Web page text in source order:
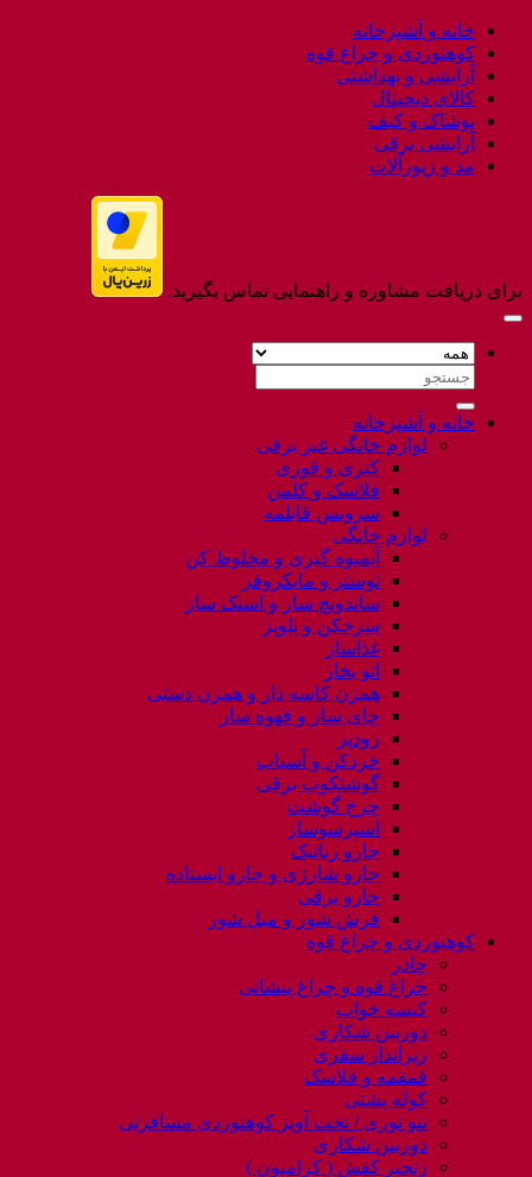
خانه و آشپزخانه
کوهنوردی و چراغ قوه
آرایشی و بهداشتی
کالای دیجیتال
پوشاک و کیف
آرایشی برقی
مد و زیورآلات
برای دریافت مشاوره و راهنمایی تماس بگیرید.
جستجو
خانه و آشپزخانه
لوازم خانگی غیر برقی
کتری و قوری
فلاسک و کلمن
سرویس قابلمه
لوازم خانگی
آبمیوه گیری و مخلوط کن
توستر و مایکروفر
ساندویچ ساز و اسنک ساز
سرخکن و پلوپز
غذاساز
اتو بخار
همزن کاسه دار و همزن دستی
چای ساز و قهوه ساز
زودپز
خردکن و آسیاب
گوشتکوب برقی
چرخ گوشت
اسپرسوساز
جارو رباتیک
جارو شارژی و جارو ایستاده
جارو برقی
فرش شور و مبل شور
کوهنوردی و چراغ قوه
چادر
چراغ قوه و چراغ پیشانی
کیسه خواب
دوربین شکاری
زیرانداز سفری
قمقمه و فلاسک
کوله پشتی
ننو توری / تخت آویز کوهنوردی مسافرتی
دوربین شکاری
زنجیر کفش ( کرامپون )